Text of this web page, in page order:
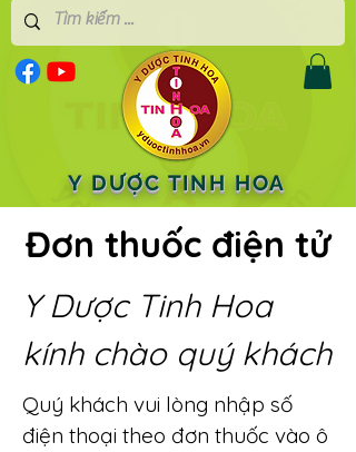
Y DƯỢC TINH HOA
Đơn thuốc điện tử
Y Dược Tinh Hoa
kính chào quý khách
Quý khách vui lòng nhập số
điện thoại theo đơn thuốc vào ô